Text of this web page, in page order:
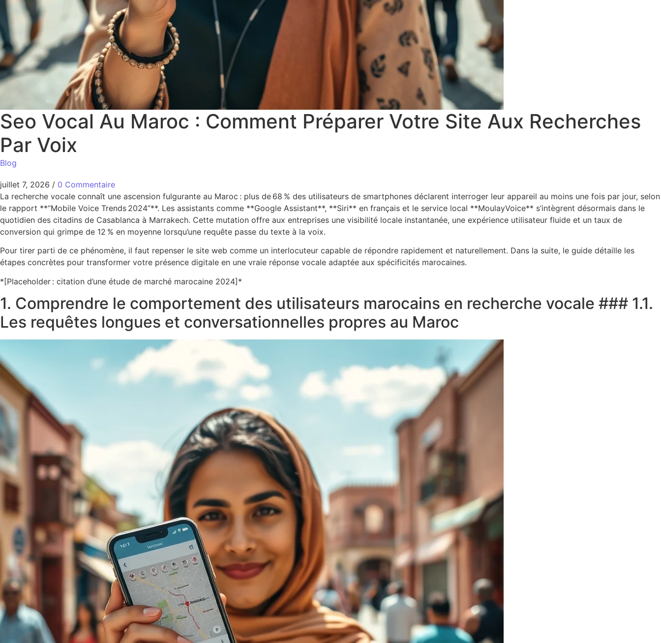
Seo Vocal Au Maroc : Comment Préparer Votre Site Aux Recherches
Par Voix
Blog
juillet 7, 2026 / 0 Commentaire
La recherche vocale connaît une ascension fulgurante au Maroc : plus de 68 % des utilisateurs de smartphones déclarent interroger leur appareil au moins une fois par jour, selon
le rapport **“Mobile Voice Trends 2024”**. Les assistants comme **Google Assistant**, **Siri** en français et le service local **MoulayVoice** s’intègrent désormais dans le
quotidien des citadins de Casablanca à Marrakech. Cette mutation offre aux entreprises une visibilité locale instantanée, une expérience utilisateur fluide et un taux de
conversion qui grimpe de 12 % en moyenne lorsqu’une requête passe du texte à la voix.
Pour tirer parti de ce phénomène, il faut repenser le site web comme un interlocuteur capable de répondre rapidement et naturellement. Dans la suite, le guide détaille les
étapes concrètes pour transformer votre présence digitale en une vraie réponse vocale adaptée aux spécificités marocaines.
*[Placeholder : citation d’une étude de marché marocaine 2024]*
1. Comprendre le comportement des utilisateurs marocains en recherche vocale ### 1.1.
Les requêtes longues et conversationnelles propres au Maroc